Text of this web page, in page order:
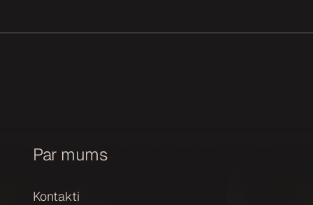
Par mums
Kontakti